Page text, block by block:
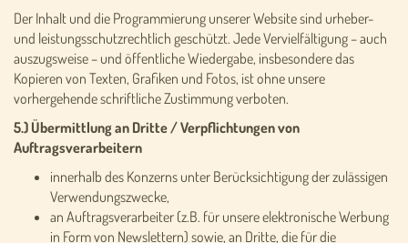
Der Inhalt und die Programmierung unserer Website sind urheber-
und leistungsschutzrechtlich geschützt. Jede Vervielfältigung – auch
auszugsweise – und öffentliche Wiedergabe, insbesondere das
Kopieren von Texten, Grafiken und Fotos, ist ohne unsere
vorhergehende schriftliche Zustimmung verboten.
5.) Übermittlung an Dritte / Verpflichtungen von
Auftragsverarbeitern
innerhalb des Konzerns unter Berücksichtigung der zulässigen
Verwendungszwecke,
an Auftragsverarbeiter (z.B. für unsere elektronische Werbung
in Form von Newslettern) sowie, an Dritte, die für die